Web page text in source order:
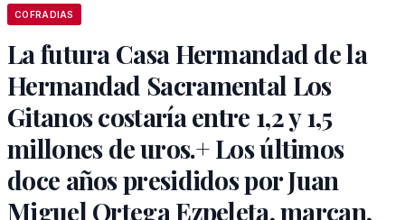
COFRADIAS
La futura Casa Hermandad de la
Hermandad Sacramental Los
Gitanos costaría entre 1,2 y 1,5
millones de uros.+ Los últimos
doce años presididos por Juan
Miguel Ortega Ezpeleta, marcan,